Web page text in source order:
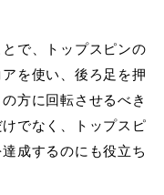
で、トップスピンの
を使い、後ろ足を押
方に回転させるべき
でなく、トップスピ
成するのにも役立ち